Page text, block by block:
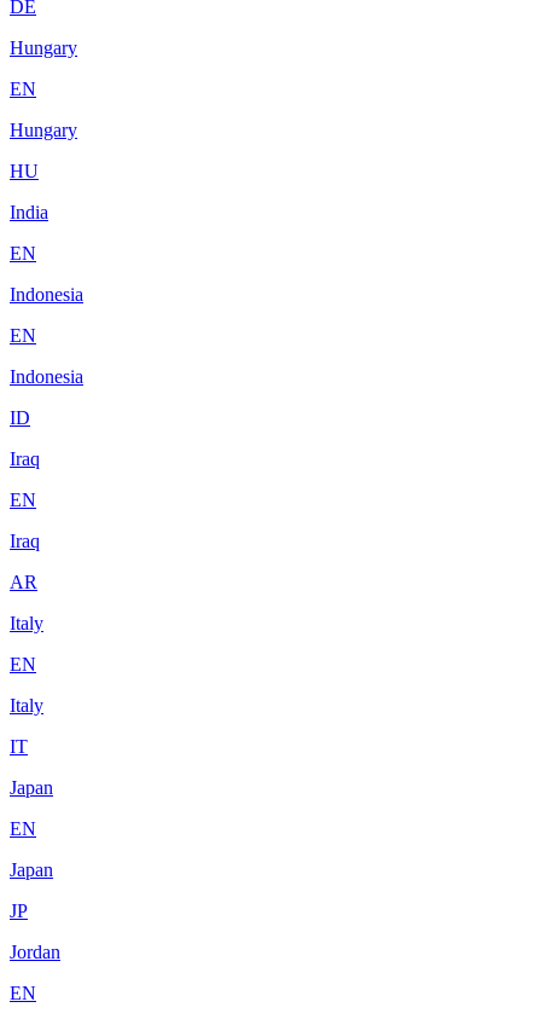
DE
Hungary
EN
Hungary
HU
India
EN
Indonesia
EN
Indonesia
ID
Iraq
EN
Iraq
AR
Italy
EN
Italy
IT
Japan
EN
Japan
JP
Jordan
EN